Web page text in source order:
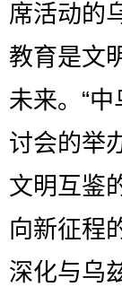
席活动的
教育是文
未来。“
讨会的举
文明互鉴
向新征程
深化与乌